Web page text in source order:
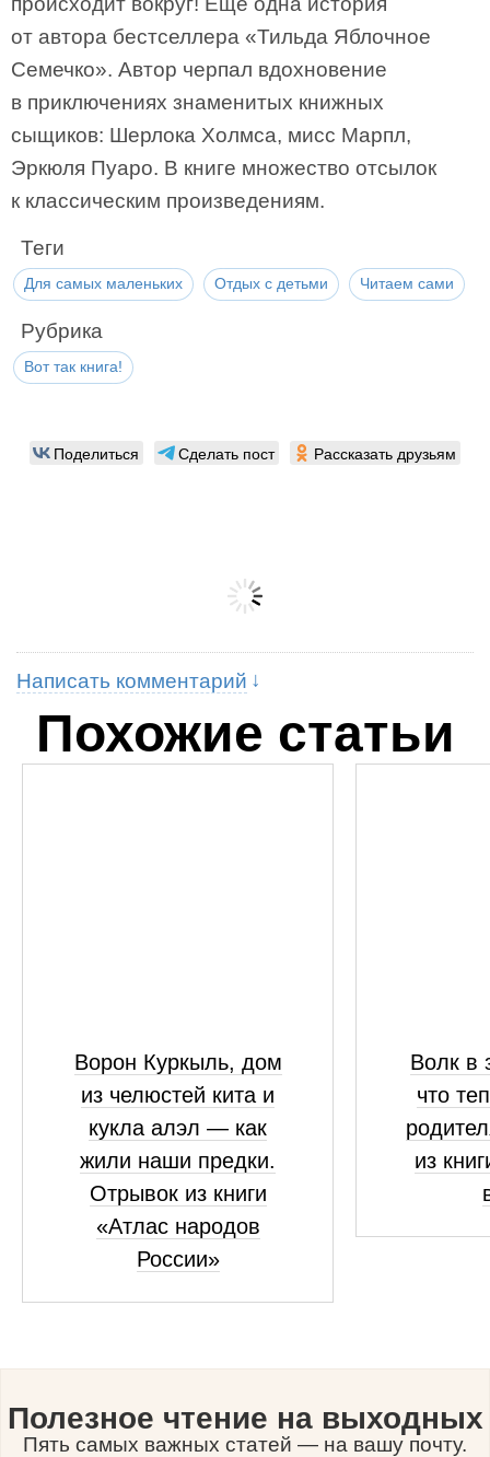
от автора бестселлера «Тильда Яблочное
Семечко». Автор черпал вдохновение
в приключениях знаменитых книжных
сыщиков: Шерлока Холмса, мисс Марпл,
Эркюля Пуаро. В книге множество отсылок
к классическим произведениям.
Теги
Для самых маленьких Отдых с детьми Читаем сами
Рубрика
Вот так книга!
Поделиться Сделать пост Рассказать друзьям
Написать комментарий
Похожие статьи
Ворон Куркыль, дом
из челюстей кита и
кукла алэл — как
жили наши предки.
Отрывок из книги
«Атлас народов
России»
Волк в
что
из
Полезное чтение на выходных
Пять самых важных статей — на вашу почту.